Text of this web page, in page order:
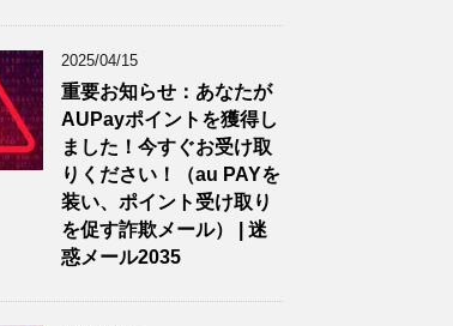
2025/04/15
重要お知らせ：あなたが
AUPayポイントを獲得し
ました！今すぐお受け取
りください！（au PAYを
装い、ポイント受け取り
を促す詐欺メール） | 迷
惑メール2035